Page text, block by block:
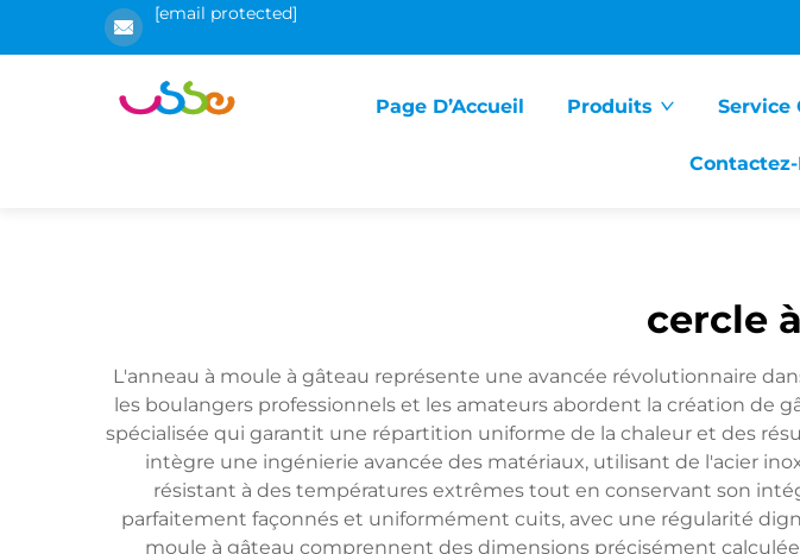
[email protected]
Page D’Accueil Produits Service
cercle
L'anneau à moule à gâteau représente une avancée révolutionnaire
les boulangers professionnels et les amateurs abordent la création de
spécialisée qui garantit une répartition uniforme de la chaleur et des
intègre une ingénierie avancée des matériaux, utilisant de l'acier
résistant à des températures extrêmes tout en conservant son
parfaitement façonnés et uniformément cuits, avec une régularité
moule à gâteau comprennent des dimensions précisément